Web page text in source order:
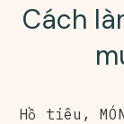
Cách
Hồ tiêu ,